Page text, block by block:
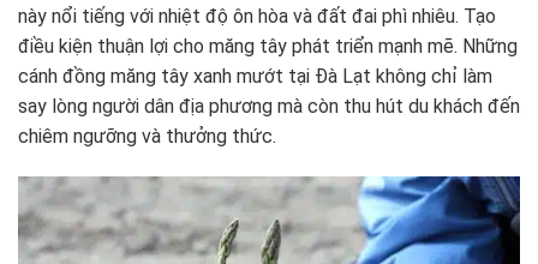
này nổi tiếng với nhiệt độ ôn hòa và đất đai phì nhiêu. Tạo
điều kiện thuận lợi cho măng tây phát triển mạnh mẽ. Những
cánh đồng măng tây xanh mướt tại Đà Lạt không chỉ làm
say lòng người dân địa phương mà còn thu hút du khách đến
chiêm ngưỡng và thưởng thức.